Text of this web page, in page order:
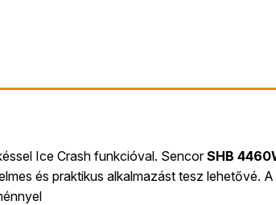
Ice Crash funkcióval. SencorSHB 446
és praktikus alkalmazást tesz lehetővé.